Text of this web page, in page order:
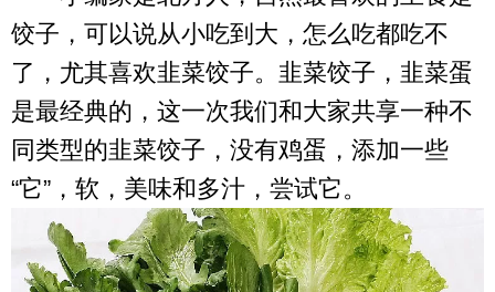
饺子，可以说从小吃到大，怎么吃都吃不
了，尤其喜欢韭菜饺子。韭菜饺子，韭菜蛋
是最经典的，这一次我们和大家共享一种不
同类型的韭菜饺子，没有鸡蛋，添加一些
“它”，软，美味和多汁，尝试它。